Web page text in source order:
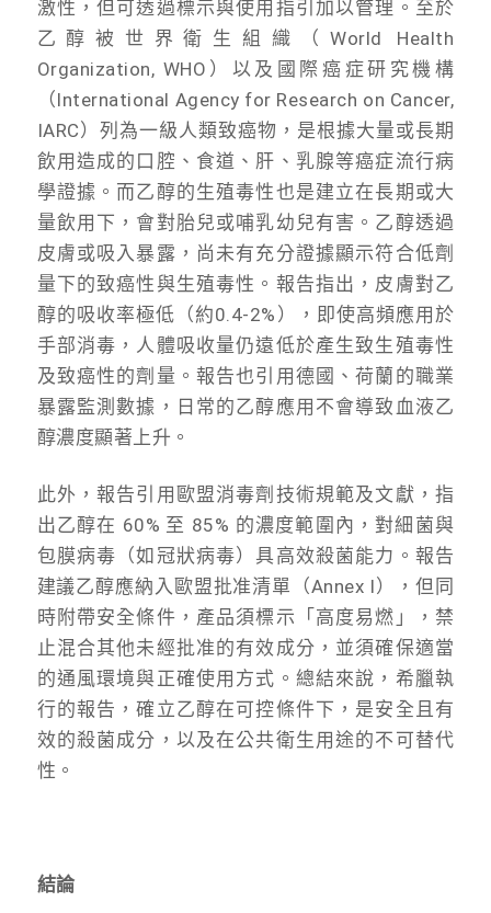
激性，但可透過標示與使用指引加以管理。至於
乙醇被世界衛生組織（World Health
Organization, WHO）以及國際癌症研究機構
（International Agency for Research on Cancer,
IARC）列為一級人類致癌物，是根據大量或長期
飲用造成的口腔、食道、肝、乳腺等癌症流行病
學證據。而乙醇的生殖毒性也是建立在長期或大
量飲用下，會對胎兒或哺乳幼兒有害。乙醇透過
皮膚或吸入暴露，尚未有充分證據顯示符合低劑
量下的致癌性與生殖毒性。報告指出，皮膚對乙
醇的吸收率極低（約0.4-2%），即使高頻應用於
手部消毒，人體吸收量仍遠低於產生致生殖毒性
及致癌性的劑量。報告也引用德國、荷蘭的職業
暴露監測數據，日常的乙醇應用不會導致血液乙
醇濃度顯著上升。
此外，報告引用歐盟消毒劑技術規範及文獻，指
出乙醇在 60% 至 85% 的濃度範圍內，對細菌與
包膜病毒（如冠狀病毒）具高效殺菌能力。報告
建議乙醇應納入歐盟批准清單（Annex I），但同
時附帶安全條件，產品須標示「高度易燃」，禁
止混合其他未經批准的有效成分，並須確保適當
的通風環境與正確使用方式。總結來說，希臘執
行的報告，確立乙醇在可控條件下，是安全且有
效的殺菌成分，以及在公共衛生用途的不可替代
性。
結論